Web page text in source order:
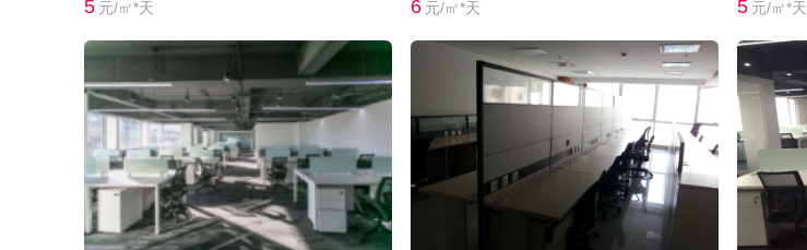
5 元/㎡*天 6 元/㎡*天 5 元/㎡*天